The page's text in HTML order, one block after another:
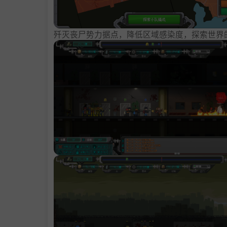
歼灭丧尸势力据点，降低区域感染度，探索世界